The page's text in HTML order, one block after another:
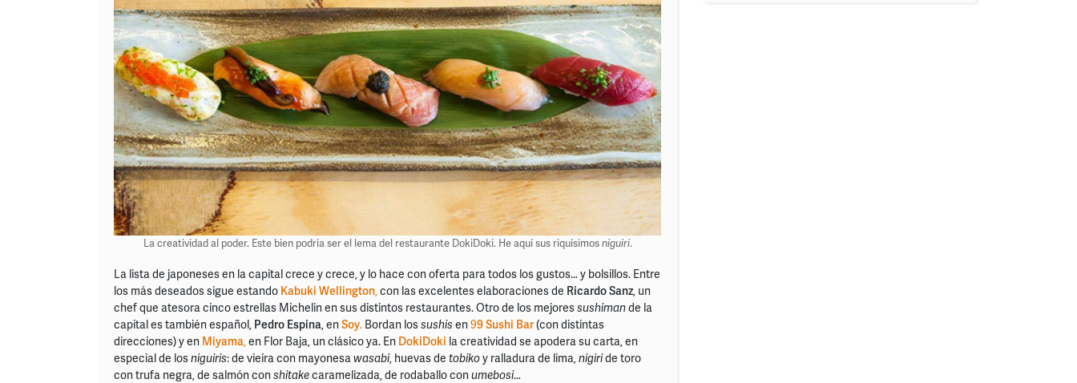
La creatividad al poder. Este bien podría ser el lema del restaurante DokiDoki. He aquí sus riquísimosniguiri.
La lista de japoneses en la capital crece y crece, y lo hace con oferta para todos los gustos… y bolsillos. Entre
los más deseados sigue estando Kabuki Wellington con las excelentes elaboraciones de Ricardo Sanz , un
chef que atesora cinco estrellas Michelin en sus distintos restaurantes. Otro de los mejoressushimande la
capital es también español, Pedro Espina , enSoy. Bordan lossushis en99 Sushi Bar(con distintas
direcciones) y en Miyama en Flor Baja, un clásico ya. En DokiDoki la creatividad se apodera su carta, en
especial de losniguiris: de vieira con mayonesa wasabi, huevas de tobikoy ralladura de lima, nigiride toro
con trufa negra, de salmón conshitakecaramelizada, de rodaballo conumebosi…